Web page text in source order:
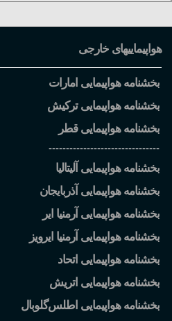
هواپیماییهای خارجی
بخشنامه هواپیمایی امارات
بخشنامه هواپیمایی ترکیش
بخشنامه هواپیمایی قطر
--------------------------------
بخشنامه هواپیمایی آلیتالیا
بخشنامه هواپیمایی آذربایجان
بخشنامه هواپیمایی آرمنیا ایر
بخشنامه هواپیمایی آرمنیا ایرویز
بخشنامه هواپیمایی اتحاد
بخشنامه هواپیمایی اتریش
بخشنامه هواپیمایی اطلسگلوبال